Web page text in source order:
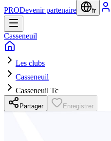
PRODevenir partenaire fr
Casseneuil
Les clubs
Casseneuil
Casseneuil Tc
Partager Enregistrer